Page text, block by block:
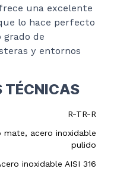
una excelente
lo hace perfecto
de
y entornos
TÉCNICAS
R-TR-R
mate, acero inoxidable
pulido
inoxidable AISI 316